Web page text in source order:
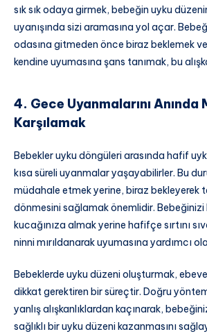
sık sık odaya girmek, bebeğin uyku
uyanışında sizi aramasına yol açar.
odasına gitmeden önce biraz beklemek
kendine uyumasına şans tanımak, bu
4. Gece Uyanmalarını Anında
Karşılamak
Bebekler uyku döngüleri arasında hafif
kısa süreli uyanmalar yaşayabilirler. Bu
müdahale etmek yerine, biraz bekleyerek
dönmesini sağlamak önemlidir. Bebeğinizi
kucağınıza almak yerine hafifçe sırtını
ninni mırıldanarak uyumasına yardımcı
Bebeklerde uyku düzeni oluşturmak,
dikkat gerektiren bir süreçtir. Doğru
yanlış alışkanlıklardan kaçınarak,
sağlıklı bir uyku düzeni kazanmasını